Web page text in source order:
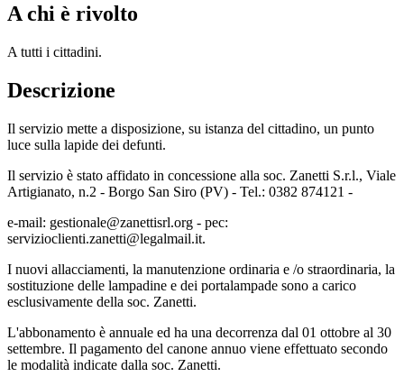
A chi è rivolto
A tutti i cittadini.
Descrizione
Il servizio mette a disposizione, su istanza del cittadino, un punto
luce sulla lapide dei defunti.
Il servizio è stato affidato in concessione alla soc. Zanetti S.r.l., Viale
Artigianato, n.2 - Borgo San Siro (PV) - Tel.: 0382 874121 -
e-mail: gestionale@zanettisrl.org - pec:
servizioclienti.zanetti@legalmail.it.
I nuovi allacciamenti, la manutenzione ordinaria e /o straordinaria, la
sostituzione delle lampadine e dei portalampade sono a carico
esclusivamente della soc. Zanetti.
L'abbonamento è annuale ed ha una decorrenza dal 01 ottobre al 30
settembre. Il pagamento del canone annuo viene effettuato secondo
le modalità indicate dalla soc. Zanetti.